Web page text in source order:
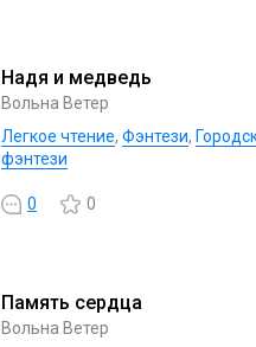
Надя и медведь
Вольна Ветер
Легкое чтение, Фэнтези,
фэнтези
0 0
Память сердца
Вольна Ветер